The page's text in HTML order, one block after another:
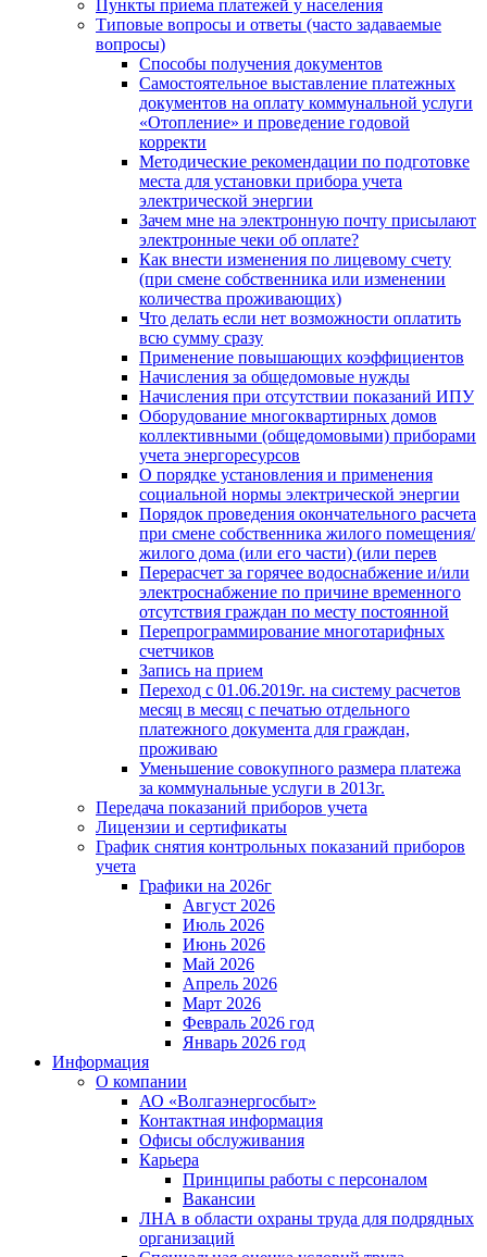
Пункты приема платежей у населения
Типовые вопросы и ответы (часто задаваемые
вопросы)
Способы получения документов
Самостоятельное выставление платежных
документов на оплату коммунальной услуги
«Отопление» и проведение годовой
корректи
Методические рекомендации по подготовке
места для установки прибора учета
электрической энергии
Зачем мне на электронную почту присылают
электронные чеки об оплате?
Как внести изменения по лицевому счету
(при смене собственника или изменении
количества проживающих)
Что делать если нет возможности оплатить
всю сумму сразу
Применение повышающих коэффициентов
Начисления за общедомовые нужды
Начисления при отсутствии показаний ИПУ
Оборудование многоквартирных домов
коллективными (общедомовыми) приборами
учета энергоресурсов
О порядке установления и применения
социальной нормы электрической энергии
Порядок проведения окончательного расчета
при смене собственника жилого помещения/
жилого дома (или его части) (или перев
Перерасчет за горячее водоснабжение и/или
электроснабжение по причине временного
отсутствия граждан по месту постоянной
Перепрограммирование многотарифных
счетчиков
Запись на прием
Переход с 01.06.2019г. на систему расчетов
месяц в месяц с печатью отдельного
платежного документа для граждан,
проживаю
Уменьшение совокупного размера платежа
за коммунальные услуги в 2013г.
Передача показаний приборов учета
Лицензии и сертификаты
График снятия контрольных показаний приборов
учета
Графики на 2026г
Август 2026
Июль 2026
Июнь 2026
Май 2026
Апрель 2026
Март 2026
Февраль 2026 год
Январь 2026 год
Информация
О компании
АО «Волгаэнергосбыт»
Контактная информация
Офисы обслуживания
Карьера
Принципы работы с персоналом
Вакансии
ЛНА в области охраны труда для подрядных
организаций